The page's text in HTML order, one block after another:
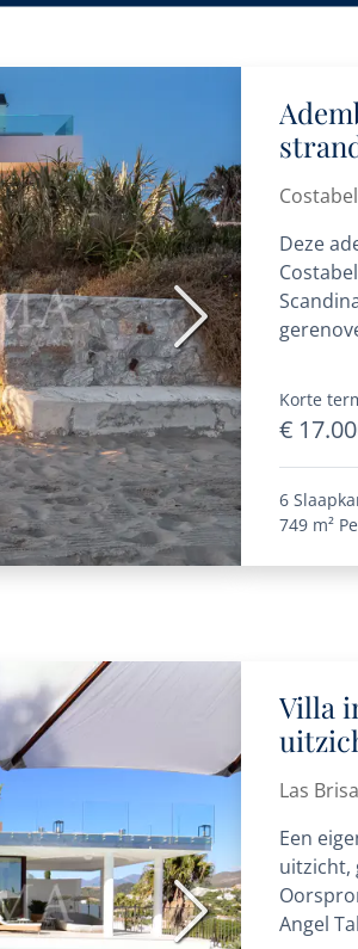
Volgende
Deze
Korte
€
6
749 m²
Volgende
Villa
Las
Een
uitzicht,
Angel